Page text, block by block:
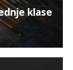
klase